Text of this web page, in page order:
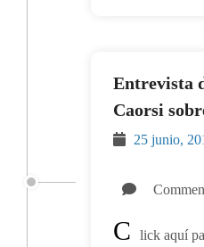
Entrevista
Caorsi
25 junio,
C lick aquí